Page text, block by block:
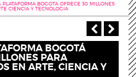
PLATAFORMA BOGOTA OFRECE 30 MILLONES
CIENCIA Y TECNOLOGIA
‹
BOGOTÁ
PARA
EN ARTE, CIENCIA Y